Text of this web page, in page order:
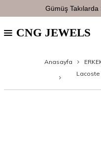
%10 İndirim
CNG JEWELS
Anasayfa
Lacoste